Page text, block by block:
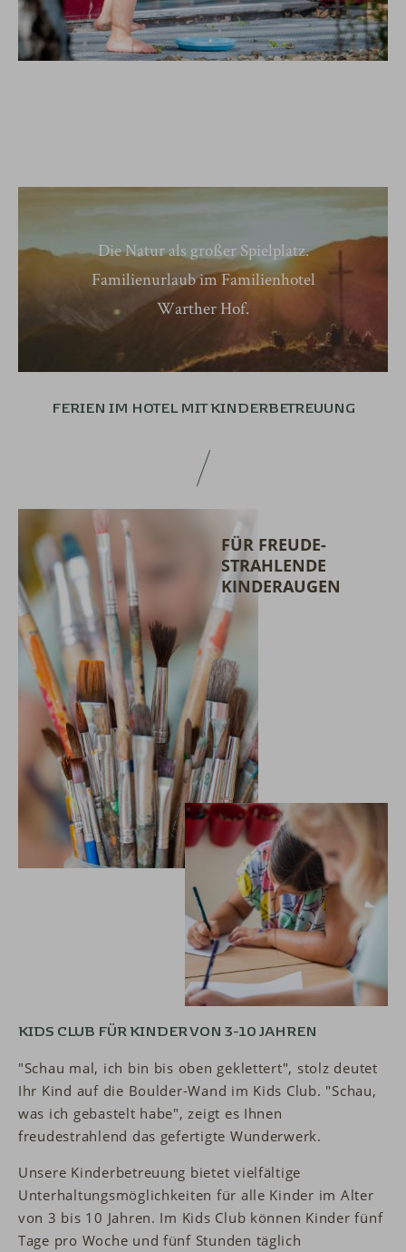
Die Natur als großer Spielplatz.
Familienurlaub im Familienhotel
Warther Hof.
FERIEN IM HOTELMIT KINDERBETREUUNG
FÜR FREUDE­
STRAHLENDE
KINDERAUGEN
KIDS CLUB FÜR KINDER VON 3-10 JAHREN
"Schau mal, ich bin bis oben geklettert", stolz deutet
Ihr Kind auf die Boulder-Wand im Kids Club. "Schau,
was ich gebastelt habe", zeigt es Ihnen
freudestrahlend das gefertigte Wunderwerk.
Unsere Kinderbetreuung bietet vielfältige
Unterhaltungsmöglichkeiten für alle Kinder im Alter
von 3 bis 10 Jahren. Im Kids Club können Kinder fünf
Tage pro Woche und fünf Stunden täglich